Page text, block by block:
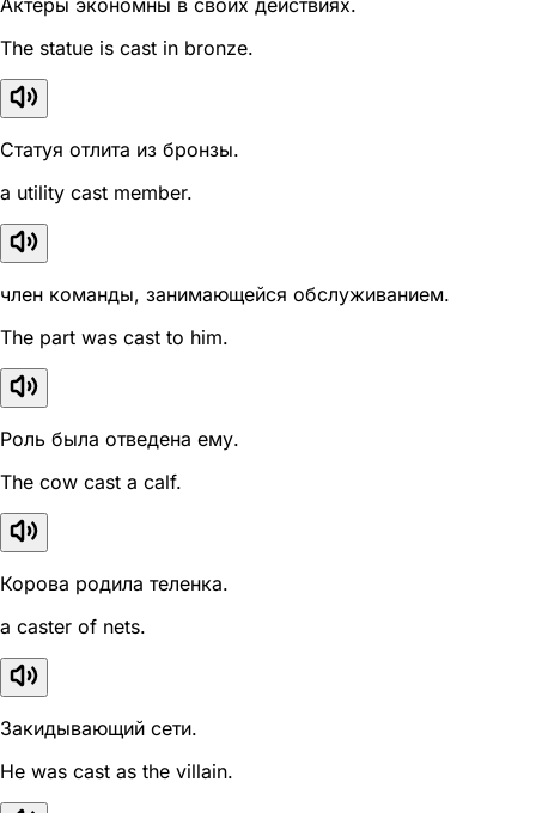
Актеры экономны в своих действиях.
The statue is cast in bronze.
Статуя отлита из бронзы.
a utility cast member.
член команды, занимающейся обслуживанием.
The part was cast to him.
Роль была отведена ему.
The cow cast a calf.
Корова родила теленка.
a caster of nets.
Закидывающий сети.
He was cast as the villain.